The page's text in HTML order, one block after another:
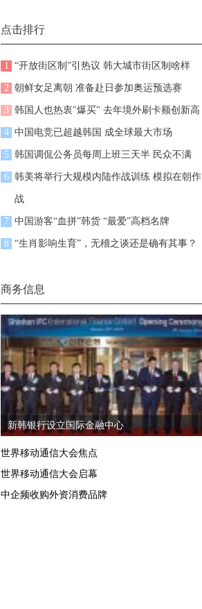
点击排行
1 “开放街区制”引热议 韩大城市街区制啥样
2 朝鲜女足离朝 准备赴日参加奥运预选赛
3 韩国人也热衷"爆买" 去年境外刷卡额创新高
4 中国电竞已超越韩国 成全球最大市场
5 韩国调侃公务员每周上班三天半 民众不满
6 韩美将举行大规模内陆作战训练 模拟在朝作
战
7 中国游客“血拼”韩货 “最爱”高档名牌
8 “生肖影响生育”，无稽之谈还是确有其事？
商务信息
新韩银行设立国际金融中心
世界移动通信大会焦点
世界移动通信大会启幕
中企频收购外资消费品牌